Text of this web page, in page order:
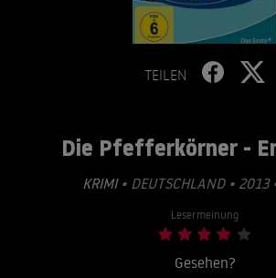
TEILEN
Die Pfefferkörner -
KRIMI• DEUTSCHLAND • 2013
Lesermeinung
Gesehen?